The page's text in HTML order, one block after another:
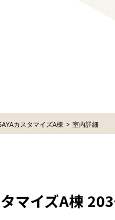
カスタマイズA棟 室内詳細
マイズA棟